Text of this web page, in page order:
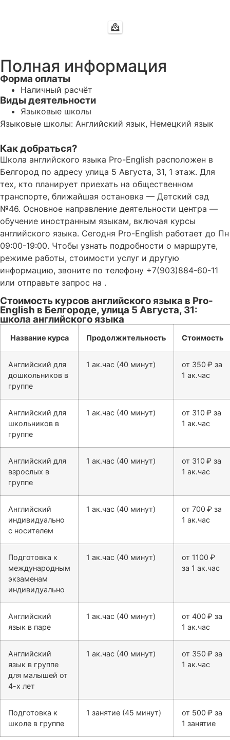
Полная информация
Форма оплаты
Наличный расчёт
Виды деятельности
Языковые школы
Языковые школы: Английский язык, Немецкий язык
Как добраться?
Школа английского языка Pro-English расположен в
Белгород по адресу улица 5 Августа, 31, 1 этаж. Для
тех, кто планирует приехать на общественном
транспорте, ближайшая остановка — Детский сад
№46. Основное направление деятельности центра —
обучение иностранным языкам, включая курсы
английского языка. Сегодня Pro-English работает до Пн
09:00-19:00. Чтобы узнать подробности о маршруте,
режиме работы, стоимости услуг и другую
информацию, звоните по телефону +7(903)884-60-11
или отправьте запрос на .
Стоимость курсов английского языка в Pro-
English в Белгороде, улица 5 Августа, 31:
школа английского языка
Название курса Продолжительность Стоимость
Английский для
дошкольников в
группе
1 ак.час (40 минут)
от 350 ₽ за
1 ак.час
Английский для
школьников в
группе
1 ак.час (40 минут)
от 310 ₽ за
1 ак.час
Английский для
взрослых в
группе
1 ак.час (40 минут)
от 310 ₽ за
1 ак.час
Английский
индивидуально
с носителем
1 ак.час (40 минут)
от 700 ₽ за
1 ак.час
Подготовка к
международным
экзаменам
индивидуально
1 ак.час (40 минут)
от 1100 ₽
за 1 ак.час
Английский
язык в паре
1 ак.час (40 минут)
от 400 ₽ за
1 ак.час
Английский
язык в группе
для малышей от
4-х лет
1 ак.час (40 минут)
от 350 ₽ за
1 ак.час
Подготовка к
школе в группе
1 занятие (45 минут)
от 500 ₽ за
1 занятие